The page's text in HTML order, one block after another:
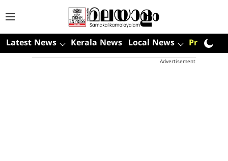
Latest News Kerala News Local News Premium
Advertisement